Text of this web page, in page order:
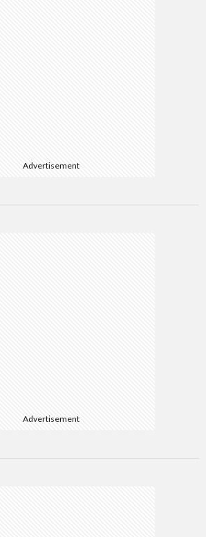
Advertisement
Advertisement